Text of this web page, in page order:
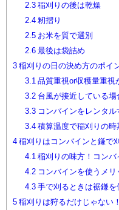
2.3稲刈りの後は乾燥
2.4籾摺り
2.5お米を質で選別
2.6最後は袋詰め
3 稲刈りの日の決め方のポイ
3.1 品質重視or収穫量重視
3.2台風が接近している場
3.3コンバインをレンタル
3.4積算温度で稲刈りの時
4 稲刈りはコンバインと鎌で
4.1 稲刈りの味方！コンバ
4.2コンバインを使うメリ
4.3手で刈るときは裾鎌を
5 稲刈りは狩るだけじゃない